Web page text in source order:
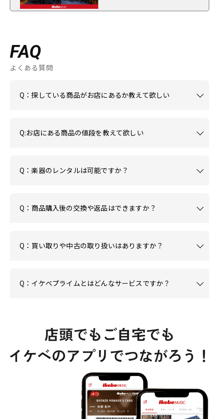
FAQ
よくある質問
Q：探している商品がお店にあるか教えて欲しい
Q:お店にある商品の値段を教えて欲しい
Q：楽器のレンタルは可能ですか？
Q：商品購入後の交換や返品はできますか？
Q：買い取りや中古の取り扱いはありますか？
Q：イケベプライムとはどんなサービスですか？